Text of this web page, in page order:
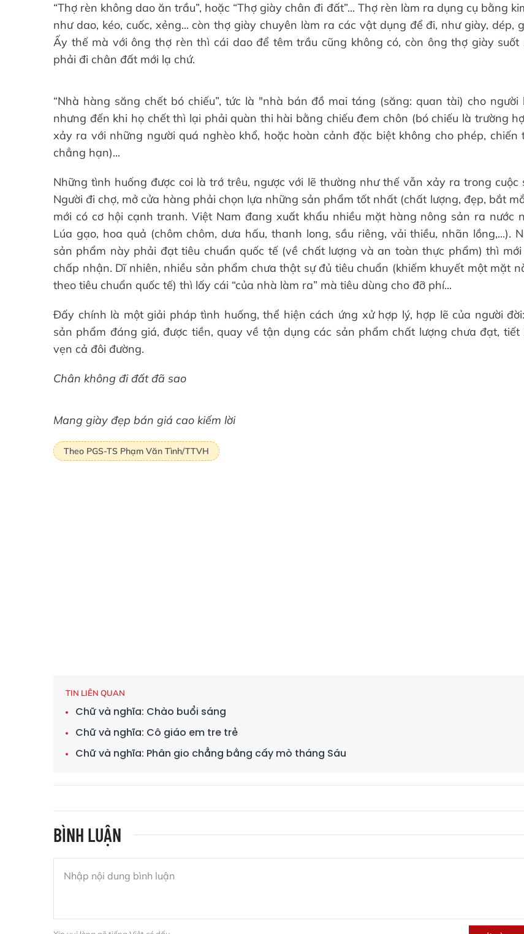
“Thợ rèn không dao ăn trầu”, hoặc “Thợ giày chân đi đất”... Thợ rèn làm ra dụng cụ bằng
như dao, kéo, cuốc, xẻng... còn thợ giày chuyên làm ra các vật dụng để đi, như giày, dép,
Ấy thế mà với ông thợ rèn thì cái dao để têm trầu cũng không có, còn ông thợ giày suốt
phải đi chân đất mới lạ chứ.
“Nhà hàng săng chết bó chiếu”, tức là "nhà bán đồ mai táng (săng: quan tài) cho người
nhưng đến khi họ chết thì lại phải quàn thi hài bằng chiếu đem chôn (bó chiếu là trường
xảy ra với những người quá nghèo khổ, hoặc hoàn cảnh đặc biệt không cho phép, chiến
chẳng hạn)...
Những tình huống được coi là trớ trêu, ngược với lẽ thường như thế vẫn xảy ra trong cuộc
Người đi chợ, mở cửa hàng phải chọn lựa những sản phẩm tốt nhất (chất lượng, đẹp, bắt
mới có cơ hội cạnh tranh. Việt Nam đang xuất khẩu nhiều mặt hàng nông sản ra nước
Lúa gạo, hoa quả (chôm chôm, dưa hấu, thanh long, sầu riêng, vải thiều, nhãn lồng,...).
sản phẩm này phải đạt tiêu chuẩn quốc tế (về chất lượng và an toàn thực phẩm) thì mới
chấp nhận. Dĩ nhiên, nhiều sản phẩm chưa thật sự đủ tiêu chuẩn (khiếm khuyết một mặt
theo tiêu chuẩn quốc tế) thì lấy cái “của nhà làm ra” mà tiêu dùng cho đỡ phí...
Đấy chính là một giải pháp tình huống, thể hiện cách ứng xử hợp lý, hợp lẽ của người
sản phẩm đáng giá, được tiền, quay về tận dụng các sản phẩm chất lượng chưa đạt, tiết
vẹn cả đôi đường.
Chân không đi đất đã sao
Mang giày đẹp bán giá cao kiếm lời
Theo PGS-TS Phạm Văn Tình/TTVH
TIN LIÊN QUAN
Chữ và nghĩa: Chào buổi sáng
Chữ và nghĩa: Cô giáo em tre trẻ
Chữ và nghĩa: Phân gio chẳng bằng cấy mò tháng Sáu
BÌNH LUẬN